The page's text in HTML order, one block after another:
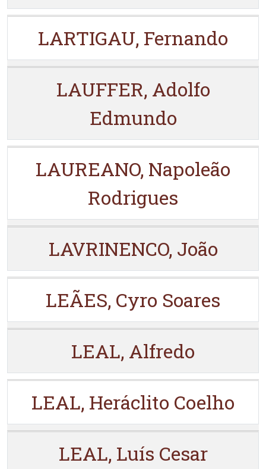
LARTIGAU, Fernando
LAUFFER, Adolfo
Edmundo
LAUREANO, Napoleão
Rodrigues
LAVRINENCO, João
LEÃES, Cyro Soares
LEAL, Alfredo
LEAL, Heráclito Coelho
LEAL, Luís Cesar